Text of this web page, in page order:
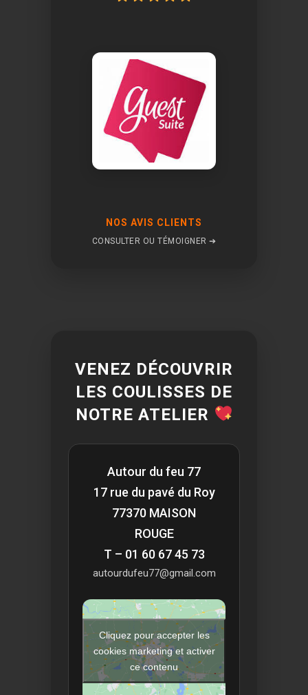
NOS AVIS CLIENTS
CONSULTER OU TÉMOIGNER ➔
VENEZ DÉCOUVRIR
LES COULISSES DE
NOTRE ATELIER
Autour du feu 77
17 rue du pavé du Roy
77370 MAISON
ROUGE
T – 01 60 67 45 73
autourdufeu77@gmail.com
Cliquez pour accepter les
cookies marketing et activer
ce contenu